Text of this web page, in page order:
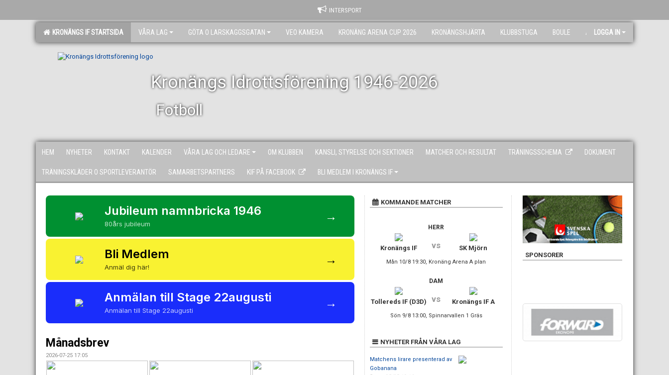
INTERSPORT
KRONÄNGS IF STARTSIDA VÅRA LAG GÖTA O LARSKAGGSGATAN VEO KAMERA KRONÄNG ARENA CUP 2026 KRONÄNGSHJÄRTA KLUBBSTUGA BOULE ARKIVLOGGA IN
Kronängs Idrottsförening 1946-2026
Fotboll
HEM NYHETER KONTAKT KALENDER VÅRA LAG OCH LEDARE OM KLUBBEN KANSLI, STYRELSE OCH SEKTIONER MATCHER OCH RESULTAT TRÄNINGSSCHEMA DOKUMENT
TRÄNINGSKLÄDER O SPORTLEVERANTÖR SAMARBETSPARTNERS KIF PÅ FACEBOOK BLI MEDLEM I KRONÄNGS IF
Jubileum namnbricka 1946
80års jubileum
→
Bli Medlem
Anmäl dig här!
→
Anmälan till Stage 22augusti
Anmälan till Stage 22augusti
→
Månadsbrev
2026-07-25 17:05
KOMMANDE MATCHER
HERR
Kronängs IF vs SK Mjörn
Mån 10/8 19:30, Kronäng Arena A plan
DAM
Tollereds IF (D3D) vs Kronängs IF A
Sön 9/8 13:00, Spinnarvallen 1 Gräs
NYHETER FRÅN VÅRA LAG
Matchens lirare presenterad av
Gobanana
SPONSORER